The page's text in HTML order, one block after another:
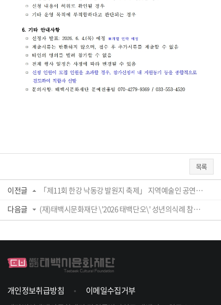
목록
이전글
「제11회 한강 낙동강 발원지 축제」 지역예술인 공연팀 모집 공고
다음글
(재)태백시문화재단 \'2026 태백단오\' 성년의식례 참여자 모집 연장 공고
개인정보취급방침
이메일수집거부